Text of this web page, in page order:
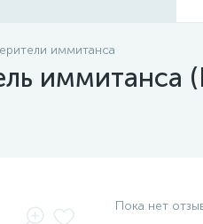
иммитанса
иммитанса
Пока нет